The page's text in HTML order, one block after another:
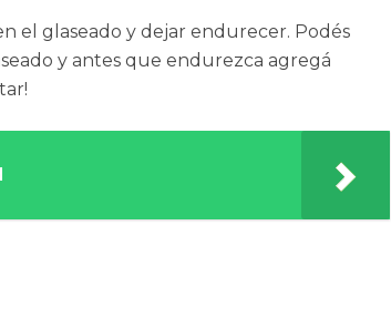
el glaseado y dejar endurecer. Podés
y antes que endurezca agregá